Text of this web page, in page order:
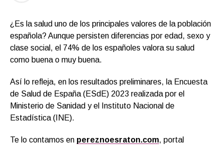
¿Es la salud uno de los principales valores de la población
española? Aunque persisten diferencias por edad, sexo y
clase social, el 74% de los españoles valora su salud
como buena o muy buena.
Así lo refleja, en los resultados preliminares, la Encuesta
de Salud de España (ESdE) 2023 realizada por el
Ministerio de Sanidad y el Instituto Nacional de
Estadística (INE).
Te lo contamos en pereznoesraton.com, portal